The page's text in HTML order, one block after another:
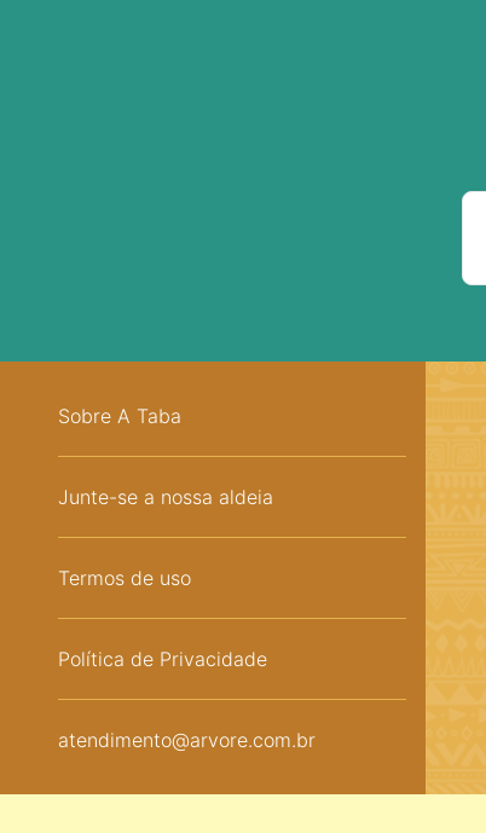
Sobre A Taba
Junte-se a nossa aldeia
Termos de uso
Política de Privacidade
atendimento@arvore.com.br